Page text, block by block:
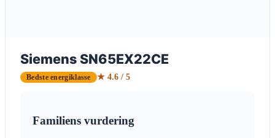
Siemens SN65EX22CE
Bedste energiklasse ★ 4.6 / 5
Familiens vurdering